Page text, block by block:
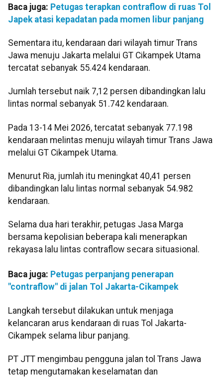
Baca juga: Petugas terapkan contraflow di ruas Tol
Japek atasi kepadatan pada momen libur panjang
Sementara itu, kendaraan dari wilayah timur Trans
Jawa menuju Jakarta melalui GT Cikampek Utama
tercatat sebanyak 55.424 kendaraan.
Jumlah tersebut naik 7,12 persen dibandingkan lalu
lintas normal sebanyak 51.742 kendaraan.
Pada 13-14 Mei 2026, tercatat sebanyak 77.198
kendaraan melintas menuju wilayah timur Trans Jawa
melalui GT Cikampek Utama.
Menurut Ria, jumlah itu meningkat 40,41 persen
dibandingkan lalu lintas normal sebanyak 54.982
kendaraan.
Selama dua hari terakhir, petugas Jasa Marga
bersama kepolisian beberapa kali menerapkan
rekayasa lalu lintas contraflow secara situasional.
Baca juga: Petugas perpanjang penerapan
"contraflow" di jalan Tol Jakarta-Cikampek
Langkah tersebut dilakukan untuk menjaga
kelancaran arus kendaraan di ruas Tol Jakarta-
Cikampek selama libur panjang.
PT JTT mengimbau pengguna jalan tol Trans Jawa
tetap mengutamakan keselamatan dan